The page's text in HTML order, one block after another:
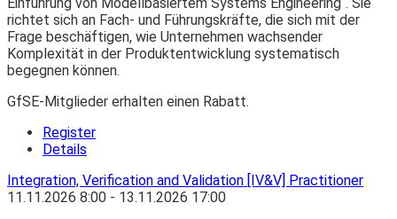
Einführung von Modellbasiertem Systems Engineering“. Sie
richtet sich an Fach- und Führungskräfte, die sich mit der
Frage beschäftigen, wie Unternehmen wachsender
Komplexität in der Produktentwicklung systematisch
begegnen können.
GfSE-Mitglieder erhalten einen Rabatt.
Register
Details
Integration, Verification and Validation [IV&V] Practitioner
11.11.2026 8:00 - 13.11.2026 17:00